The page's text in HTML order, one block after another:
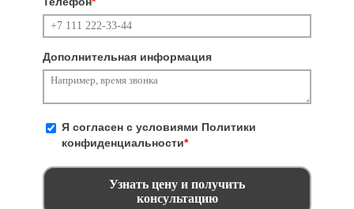
Дополнительная информация
Я согласен с условиями Политики
конфиденциальности*